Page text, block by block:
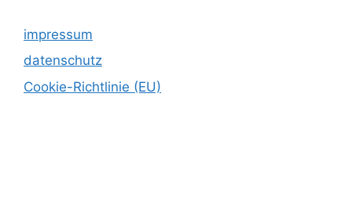
impressum
datenschutz
Cookie-Richtlinie (EU)